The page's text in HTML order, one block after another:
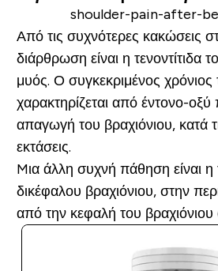
Από τις συχνότερες κακώσεις
διάρθρωση είναι η τενοντίτιδα
μυός. Ο συγκεκριμένος χρόνιος
χαρακτηρίζεται από έντονο-
απαγωγή του βραχιόνιου, κατά
εκτάσεις.
Mια άλλη συχνή πάθηση είναι η
δικέφαλου βραχιόνιου, στην
από την κεφαλή του βραχιόνιου